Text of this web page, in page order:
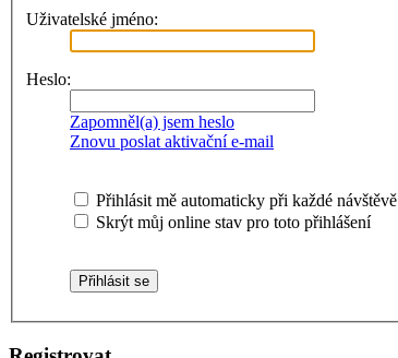
Uživatelské jméno:
Heslo:
Zapomněl(a) jsem heslo
Znovu poslat aktivační e-mail
Přihlásit mě automaticky při každé návštěvě
Skrýt můj online stav pro toto přihlášení